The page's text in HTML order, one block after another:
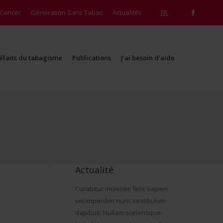
Génération Sans Tabac Actualités FR
du tabagisme Publications J’ai besoin d’aide
Actualité
Curabitur molestie felis sapien,
vel imperdiet nunc vestibulum
dapibus. Nullam scelerisque
Génération Sans Tabac Actualités FR